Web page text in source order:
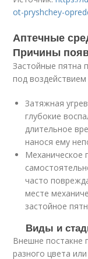
ot-pryshchey-
Аптечные
Причины
Застойные пятна
под
Затяжная
глубокие
длительное
нанося ему
Механическое
часто
месте
застойное
Виды и
Внешне постакне
разного цвета